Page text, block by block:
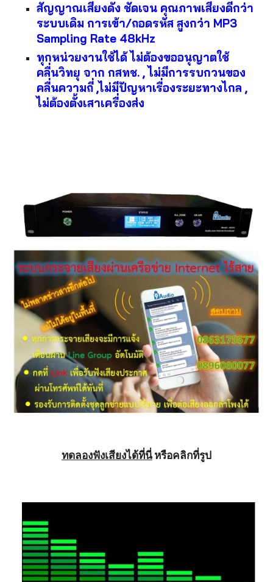
สัญญาณเสียงดัง ชัดเจน คุณภาพเสียงดีกว่า
ระบบเดิม การเข้า/ถอดรหัส สูงกว่า MP3
Sampling Rate 48kHz
ทุกหน่วยงานใช้ได้ ไม่ต้องขออนุญาตใช้
คลื่นวิทยุ จาก กสทช. , ไม่มีการรบกวนของ
คลื่นความถี่ ,ไม่มีปัญหาเรื่องระยะทางไกล ,
ไม่ต้องตั้งเสาเครื่องส่ง
ทดลองฟังเสียงได้ที่นี่ หรือคลิกที่รูป